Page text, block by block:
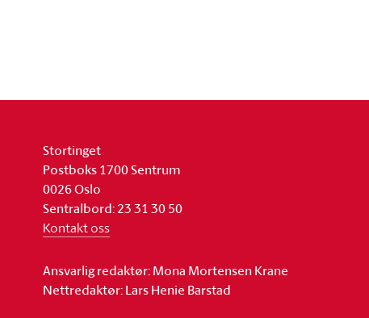
Stortinget
Postboks 1700 Sentrum
0026 Oslo
Sentralbord: 23 31 30 50
Kontakt oss
Ansvarlig redaktør: Mona Mortensen Krane
Nettredaktør: Lars Henie Barstad